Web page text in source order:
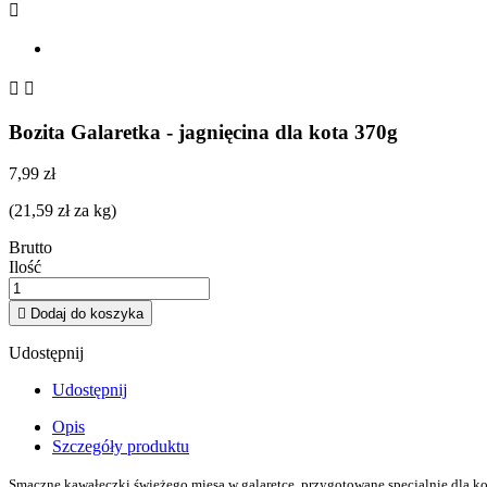

 
Bozita Galaretka - jagnięcina dla kota 370g
7,99 zł
(21,59 zł za kg)
Brutto
Ilość
 Dodaj do koszyka
Udostępnij
Udostępnij
Opis
Szczegóły produktu